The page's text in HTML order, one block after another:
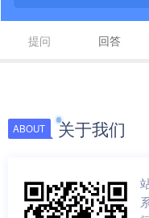
提问 回答
ABOUT 关于我们